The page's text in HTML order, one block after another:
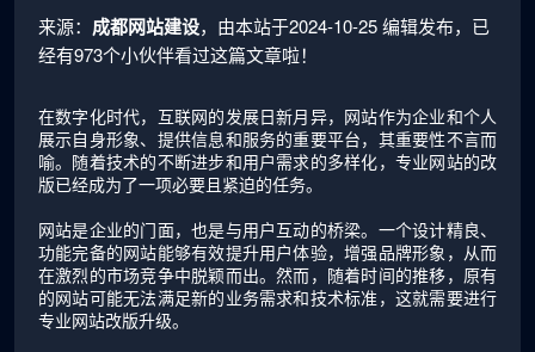
来源： 成都网站建设，由本站于2024-10-25 编辑发布，已
经有973个小伙伴看过这篇文章啦！
在数字化时代，互联网的发展日新月异，网站作为企业和个人
展示自身形象、提供信息和服务的重要平台，其重要性不言而
喻。随着技术的不断进步和用户需求的多样化，专业网站的改
版已经成为了一项必要且紧迫的任务。
网站是企业的门面，也是与用户互动的桥梁。一个设计精良、
功能完备的网站能够有效提升用户体验，增强品牌形象，从而
在激烈的市场竞争中脱颖而出。然而，随着时间的推移，原有
的网站可能无法满足新的业务需求和技术标准，这就需要进行
专业网站改版升级。